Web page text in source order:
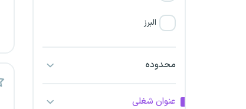
البرز
محدوده
عنوان شغلی